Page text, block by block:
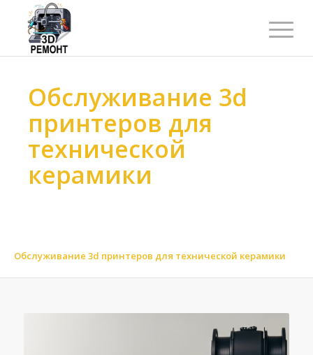
Обслуживание 3d
принтеров для
технической
керамики
Обслуживание 3d принтеров для технической керамики